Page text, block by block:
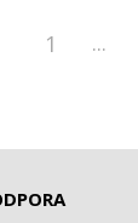
1 ...